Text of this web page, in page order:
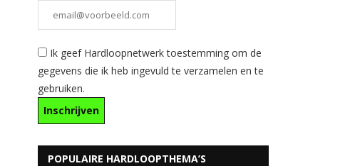
Ik geef Hardloopnetwerk toestemming om de
gegevens die ik heb ingevuld te verzamelen en te
gebruiken.
POPULAIRE HARDLOOPTHEMA’S